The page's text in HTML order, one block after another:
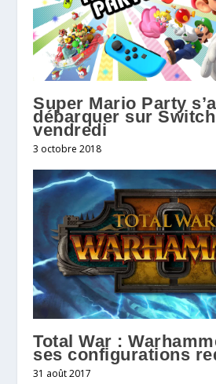
Super Mario Party
débarquer sur
vendredi
3 octobre 2018
Total War :
ses configurations
31 août 2017